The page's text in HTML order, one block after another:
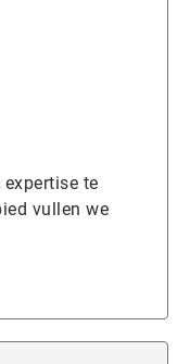
expertise te
vullen we